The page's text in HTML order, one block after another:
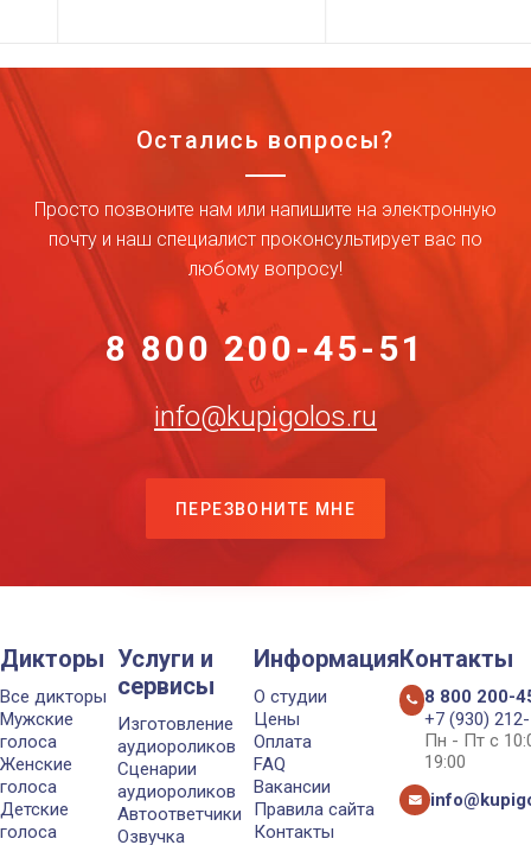
Остались вопросы?
Просто позвоните нам или напишите на электронную
почту и наш специалист проконсультирует вас по
любому вопросу!
8 800 200-45-51
info@kupigolos.ru
ПЕРЕЗВОНИТЕ МНЕ
Дикторы
Все дикторы
Мужские
голоса
Женские
голоса
Детские
голоса
Услуги и
сервисы
Изготовление
аудиороликов
Сценарии
аудиороликов
Автоответчики
Озвучка
Информация
О студии
Цены
Оплата
FAQ
Вакансии
Правила сайта
Контакты
Контакты
8 800 200-
+7 (930)
Пн - Пт с
19:00